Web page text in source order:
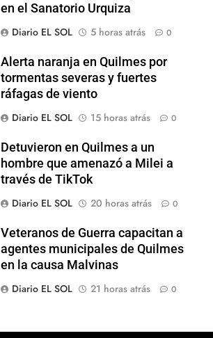
en el Sanatorio Urquiza
Diario EL SOL
5 horas atrás 0
Alerta naranja en Quilmes por
tormentas severas y fuertes
ráfagas de viento
Diario EL SOL
15 horas atrás 0
Detuvieron en Quilmes a un
hombre que amenazó a Milei a
través de TikTok
Diario EL SOL
20 horas atrás 0
Veteranos de Guerra capacitan a
agentes municipales de Quilmes
en la causa Malvinas
Diario EL SOL
21 horas atrás 0